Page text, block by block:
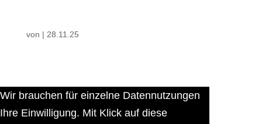
von | 28.11.25
Wir brauchen für einzelne Datennutzungen
Ihre Einwilligung. Mit Klick auf diese